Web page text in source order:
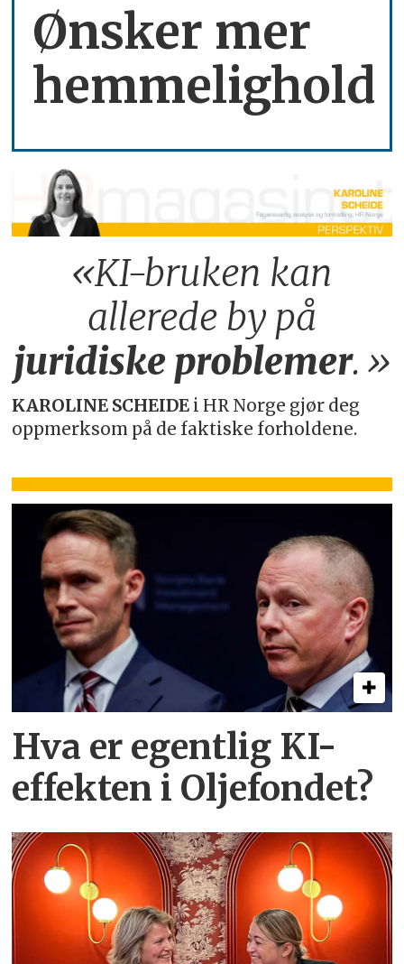
Ønsker mer
hemmelighold
«KI-bruken kan
allerede by på
juridiske problemer.»
KAROLINE SCHEIDE i HR Norge gjør deg
oppmerksom på de faktiske forholdene.
Hva er egentlig KI-
effekten i Oljefondet?